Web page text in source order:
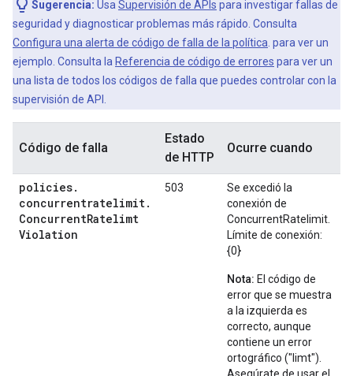
Sugerencia: Usa Supervisión de APIs para investigar fallas de
seguridad y diagnosticar problemas más rápido. Consulta
Configura una alerta de código de falla de la política . para ver un
ejemplo. Consulta la Referencia de código de errores para ver un
una lista de todos los códigos de falla que puedes controlar con la
supervisión de API.
Código de falla
Estado
de HTTP
Ocurre cuando
policies.
concurrentratelimit.
ConcurrentRatelimt
Violation
503
Se excedió la
conexión de
ConcurrentRatelimit.
Límite de conexión:
{0}
Nota: El código de
error que se muestra
a la izquierda es
correcto, aunque
contiene un error
ortográfico ("limt").